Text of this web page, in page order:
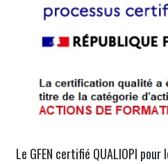
Le GFEN certifié QUALIOPI